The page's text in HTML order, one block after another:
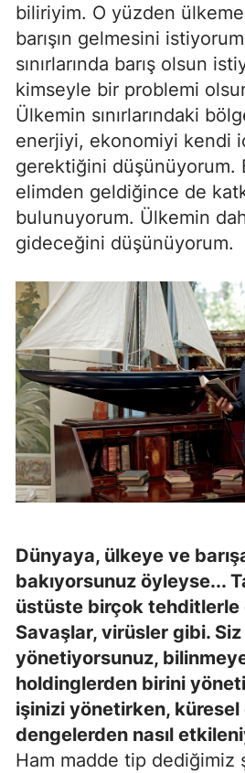
biliriyim. O yüzden
barışın gelmesini
sınırlarında barış olsun
kimseyle bir problemi
Ülkemin sınırlarındaki
enerjiyi, ekonomiyi kendi
gerektiğini düşünüyorum.
elimden geldiğince de
bulunuyorum. Ülkemin
gideceğini düşünüyorum.
Dünyaya, ülkeye ve
bakıyorsunuz öyleyse...
üstüste birçok tehditlerle
Savaşlar, virüsler gibi.
yönetiyorsunuz,
holdinglerden birini
işinizi yönetirken, küresel
dengelerden nasıl
Ham madde tip dediğimiz